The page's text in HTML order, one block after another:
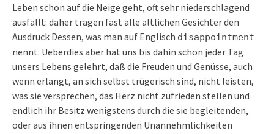
Leben schon auf die Neige geht, oft sehr niederschlagend
ausfällt: daher tragen fast alle ältlichen Gesichter den
Ausdruck Dessen, was man auf Englisch disappointment
nennt. Ueberdies aber hat uns bis dahin schon jeder Tag
unsers Lebens gelehrt, daß die Freuden und Genüsse, auch
wenn erlangt, an sich selbst trügerisch sind, nicht leisten,
was sie versprechen, das Herz nicht zufrieden stellen und
endlich ihr Besitz wenigstens durch die sie begleitenden,
oder aus ihnen entspringenden Unannehmlichkeiten